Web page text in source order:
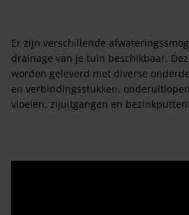
Er zijn verschillende
drainage van je tuin beschikbaar.
worden geleverd met diverse
en verbindingsstukken,
vloeien, zijuitgangen en bezinkputten.